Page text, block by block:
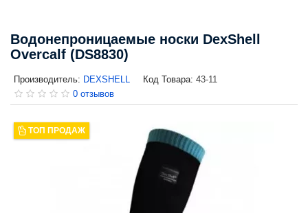
Водонепроницаемые носки DexShell
Overcalf (DS8830)
Производитель: DEXSHELL Код Товара: 43-11
0 отзывов
ТОП ПРОДАЖ